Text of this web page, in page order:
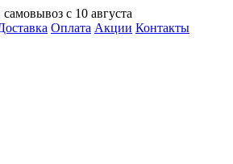
самовывоз с 10 августа
Оплата Акции Контакты